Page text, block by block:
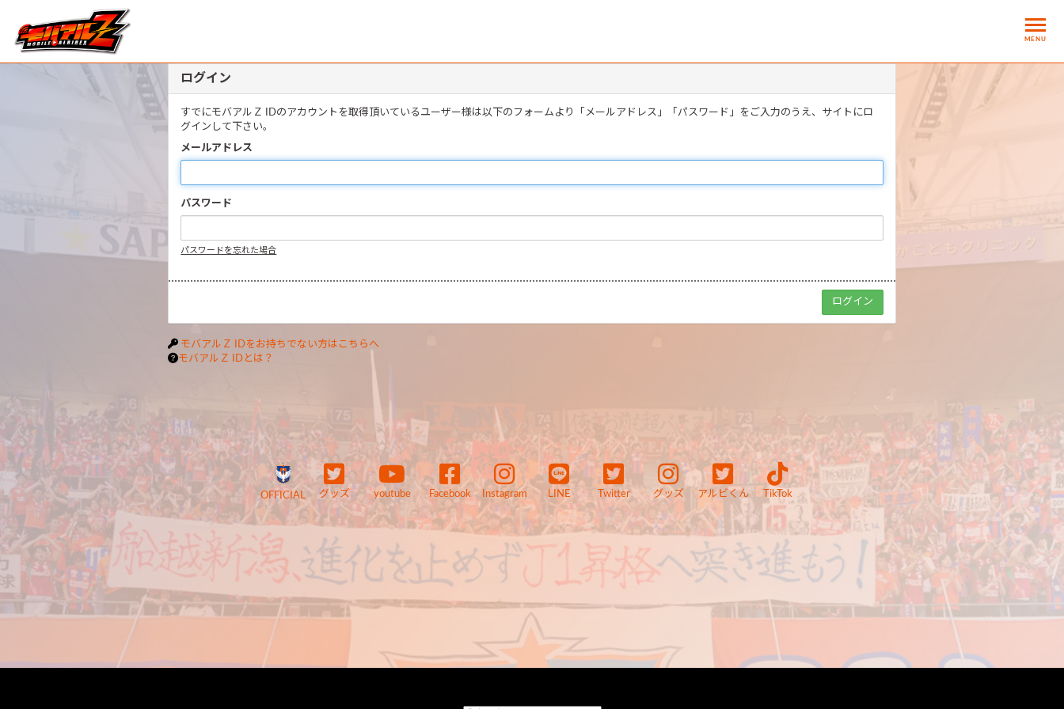
MENU
ログイン
すでにモバアルＺ IDのアカウントを取得頂いているユーザー様は以下のフォームより「メールアドレス」「パスワード」をご入力のうえ、サイトにロ
グインして下さい。
メールアドレス
パスワード
パスワードを忘れた場合
モバアルＺ IDをお持ちでない方はこちらへ
モバアルＺ IDとは？
OFFICIAL グッズ youtube Facebook Instagram LINE Twitter グッズ アルビくん TikTok